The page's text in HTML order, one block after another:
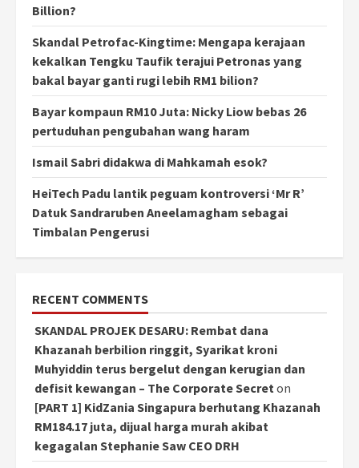
Billion?
Skandal Petrofac-Kingtime: Mengapa kerajaan
kekalkan Tengku Taufik terajui Petronas yang
bakal bayar ganti rugi lebih RM1 bilion?
Bayar kompaun RM10 Juta: Nicky Liow bebas 26
pertuduhan pengubahan wang haram
Ismail Sabri didakwa di Mahkamah esok?
HeiTech Padu lantik peguam kontroversi ‘Mr R’
Datuk Sandraruben Aneelamagham sebagai
Timbalan Pengerusi
RECENT COMMENTS
SKANDAL PROJEK DESARU: Rembat dana
Khazanah berbilion ringgit, Syarikat kroni
Muhyiddin terus bergelut dengan kerugian dan
defisit kewangan – The Corporate Secreton
[PART 1] KidZania Singapura berhutang Khazanah
RM184.17 juta, dijual harga murah akibat
kegagalan Stephanie Saw CEO DRH